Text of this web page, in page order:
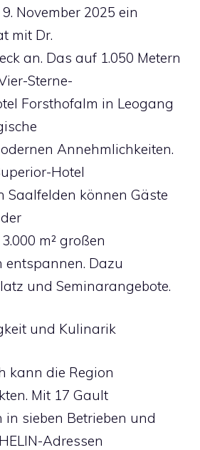
November 2025 ein
mit Dr.
an. Das auf 1.050 Metern
Sterne-
Forsthofalm in Leogang
Annehmlichkeiten.
Hotel
Saalfelden können Gäste
m² großen
entspannen. Dazu
und Seminarangebote.
und Kulinarik
kann die Region
Mit 17 Gault
sieben Betrieben und
Adressen